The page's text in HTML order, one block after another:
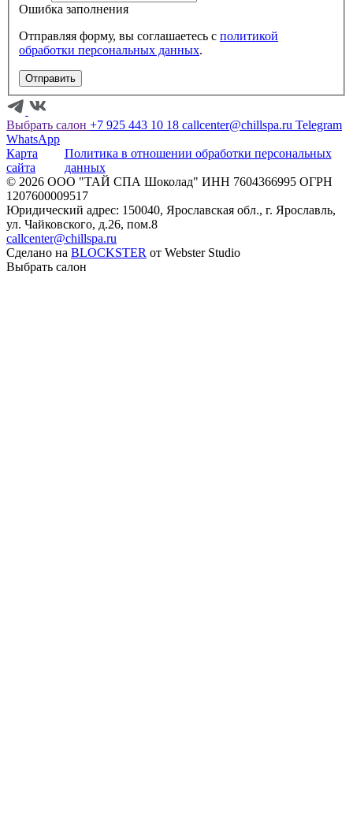
Ошибка заполнения
Отправляя форму, вы соглашаетесь с политикой
обработки персональных данных.
Отправить
Выбрать салон +7 925 443 10 18 callcenter@chillspa.ru Telegram
WhatsApp
Карта
сайта
Политика в отношении обработки персональных
данных
©️ 2026 ООО "ТАЙ СПА Шоколад" ИНН 7604366995 ОГРН
1207600009517
Юридический адрес: 150040, Ярославская обл., г. Ярославль,
ул. Чайковского, д.26, пом.8
callcenter@chillspa.ru
Сделано на BLOCKSTER от Webster Studio
Выбрать салон